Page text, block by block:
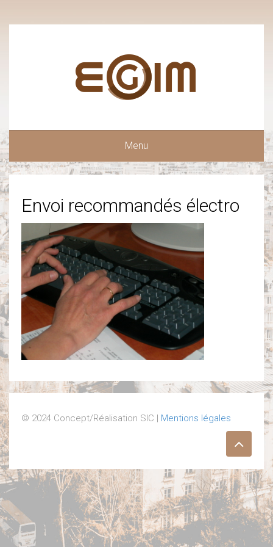
Menu
Envoi recommandés électro
© 2024 Concept/Réalisation SIC | Mentions légales